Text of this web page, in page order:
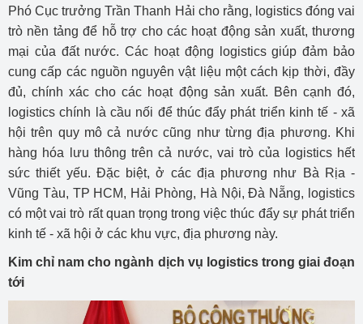
Phó Cục trưởng Trần Thanh Hải cho rằng, logistics đóng vai
trò nền tảng để hỗ trợ cho các hoạt động sản xuất, thương
mại của đất nước. Các hoạt động logistics giúp đảm bảo
cung cấp các nguồn nguyên vật liệu một cách kịp thời, đầy
đủ, chính xác cho các hoạt động sản xuất. Bên cạnh đó,
logistics chính là cầu nối để thúc đẩy phát triển kinh tế - xã
hội trên quy mô cả nước cũng như từng địa phương. Khi
hàng hóa lưu thông trên cả nước, vai trò của logistics hết
sức thiết yếu. Đặc biệt, ở các địa phương như Bà Rịa -
Vũng Tàu, TP HCM, Hải Phòng, Hà Nội, Đà Nẵng, logistics
có một vai trò rất quan trọng trong việc thúc đẩy sự phát triển
kinh tế - xã hội ở các khu vực, địa phương này.
Kim chỉ nam cho ngành dịch vụ logistics trong giai đoạn
tới